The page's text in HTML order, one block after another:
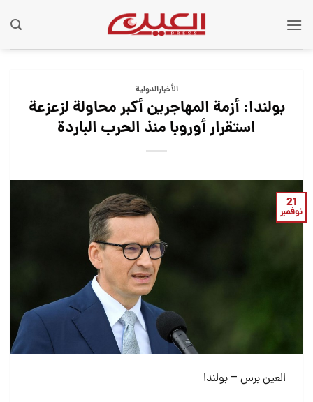
الأخبارالدولية
بولندا: أزمة المهاجرين أكبر محاولة لزعزعة
استقرار أوروبا منذ الحرب الباردة
21
نوفمبر
العين برس – بولندا